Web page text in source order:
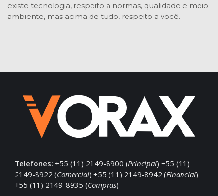
existe tecnologia, respeito a normas, qualidade e meio
ambiente, mas acima de tudo, respeito a você.
Telefones: +55 (11) 2149-8900 (Principal) +55 (11)
2149-8922 (Comercial) +55 (11) 2149-8942 (Financial)
+55 (11) 2149-8935 (Compras)